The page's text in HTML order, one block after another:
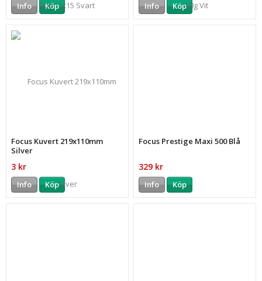
Info Köp Info Köp
Focus Kuvert 219x110mm
Silver
3 kr
Info Köp
Focus Prestige Maxi 500 Blå
329 kr
Info Köp